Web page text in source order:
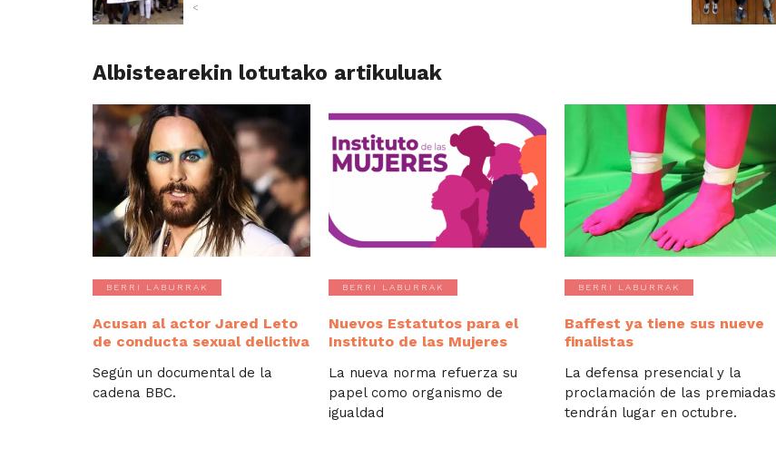
<
Albistearekin lotutako artikuluak
BERRI LABURRAK
Acusan al actor Jared Leto
de conducta sexual delictiva
Según un documental de la
cadena BBC.
BERRI LABURRAK
Nuevos Estatutos para el
Instituto de las Mujeres
La nueva norma refuerza su
papel como organismo de
igualdad
BERRI LABURRAK
Baffest ya tiene sus nueve
finalistas
La defensa presencial y la
proclamación de las premiadas
tendrán lugar en octubre.